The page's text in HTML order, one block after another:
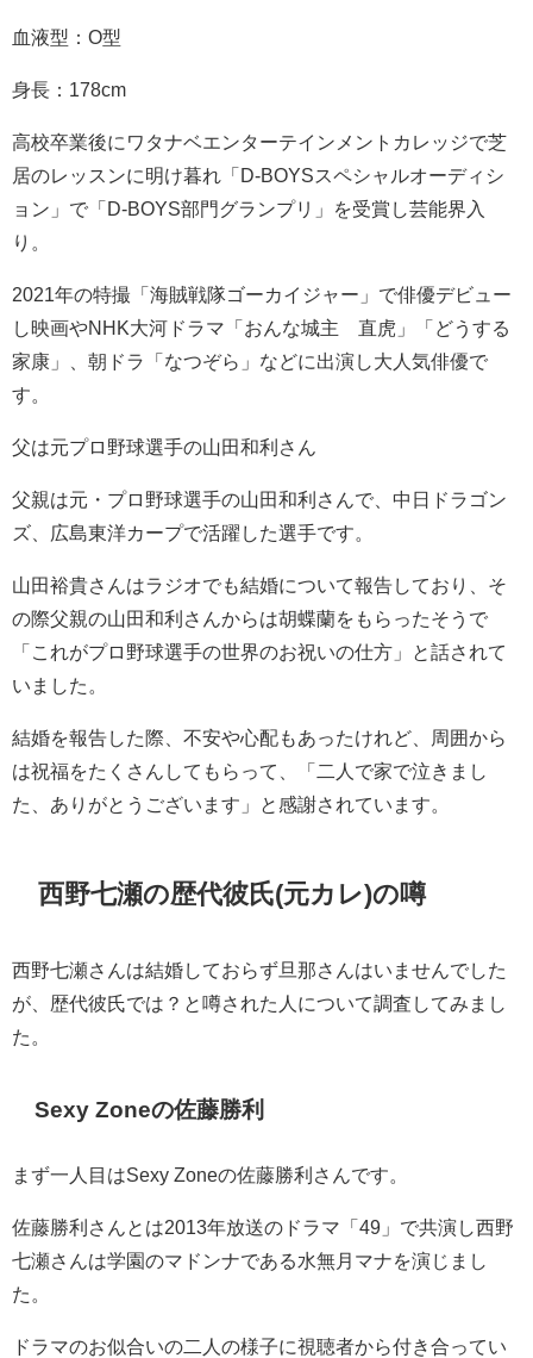
血液型：O型
身長：178cm
高校卒業後にワタナベエンターテインメントカレッジで芝
居のレッスンに明け暮れ「D-BOYSスペシャルオーディシ
ョン」で「D-BOYS部門グランプリ」を受賞し芸能界入
り。
2021年の特撮「海賊戦隊ゴーカイジャー」で俳優デビュー
し映画やNHK大河ドラマ「おんな城主 直虎」「どうする
家康」、朝ドラ「なつぞら」などに出演し大人気俳優で
す。
父は元プロ野球選手の山田和利さん
父親は元・プロ野球選手の山田和利さんで、中日ドラゴン
ズ、広島東洋カープで活躍した選手です。
山田裕貴さんはラジオでも結婚について報告しており、そ
の際父親の山田和利さんからは胡蝶蘭をもらったそうで
「これがプロ野球選手の世界のお祝いの仕方」と話されて
いました。
結婚を報告した際、不安や心配もあったけれど、周囲から
は祝福をたくさんしてもらって、「二人で家で泣きまし
た、ありがとうございます」と感謝されています。
西野七瀬の歴代彼氏(元カレ)の噂
西野七瀬さんは結婚しておらず旦那さんはいませんでした
が、歴代彼氏では？と噂された人について調査してみまし
た。
Sexy Zoneの佐藤勝利
まず一人目はSexy Zoneの佐藤勝利さんです。
佐藤勝利さんとは2013年放送のドラマ「49」で共演し西野
七瀬さんは学園のマドンナである水無月マナを演じまし
た。
ドラマのお似合いの二人の様子に視聴者から付き合ってい